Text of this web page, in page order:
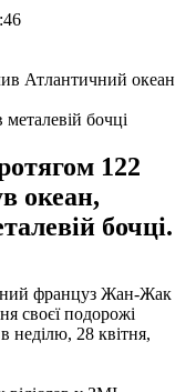
бочці
122
океан,
бочці.
француз Жан-Жак
своєї подорожі
неділю, 28 квітня,